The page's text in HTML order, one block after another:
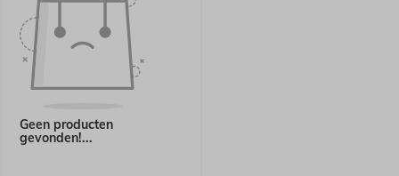
Geen producten
gevonden!...